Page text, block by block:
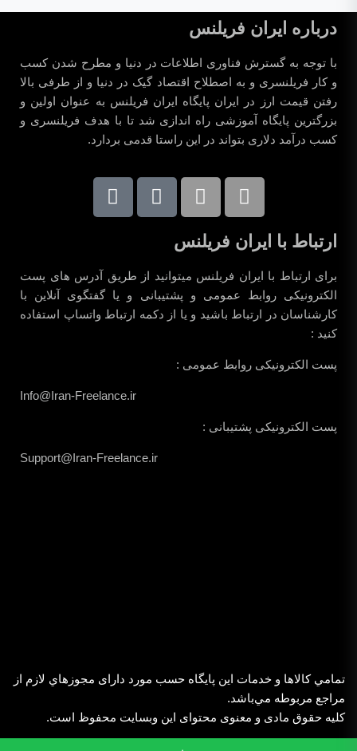
درباره ایران فریلنس
با توجه به گسترش فناوری اطلاعات در دنیا و مطرح شدن کسب
و کار فریلنسری و به اصطلاح اقتصاد گیک در دنیا و از طرفی بالا
رفتن قیمت ارز در ایران پایگاه ایران فریلنس به عنوان اولین و
بزرگترین پایگاه آموزشی راه اندازی شد تا با هدف فریلنسری و
کسب درآمد دلاری بتواند در این راستا قدمی بردارد.
ارتباط با ایران فریلنس
برای ارتباط با ایران فریلنس میتوانید از طریق آدرس های پست
الکترونیکی روابط عمومی و پشتیبانی و یا گفتگوی آنلاین با
کارشناسان در ارتباط باشید و یا از دکمه ارتباط واتساپ استفاده
کنید :
پست الکترونیکی روابط عمومی :
Info@Iran-Freelance.ir
پست الکترونیکی پشتیبانی :
Support@Iran-Freelance.ir
تمامي كالاها و خدمات اين پایگاه حسب مورد دارای مجوزهاي لازم از
مراجع مربوطه مي‌باشد.
کلیه حقوق مادی و معنوی محتوای این وبسایت محفوظ است.